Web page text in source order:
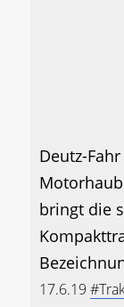
Deutz-
bringt die
17.6.19